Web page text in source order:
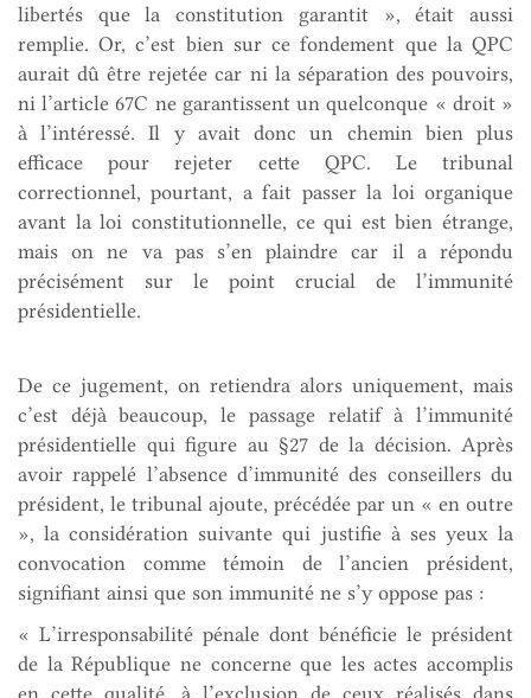
libertés que la constitution garantit », était aussi
remplie. Or, c’est bien sur ce fondement que la QPC
aurait dû être rejetée car ni la séparation des pouvoirs,
ni l’article 67C ne garantissent un quelconque « droit »
à l’intéressé. Il y avait donc un chemin bien plus
efficace pour rejeter cette QPC. Le tribunal
correctionnel, pourtant, a fait passer la loi organique
avant la loi constitutionnelle, ce qui est bien étrange,
mais on ne va pas s’en plaindre car il a répondu
précisément sur le point crucial de l’immunité
présidentielle.
De ce jugement, on retiendra alors uniquement, mais
c’est déjà beaucoup, le passage relatif à l’immunité
présidentielle qui figure au §27 de la décision. Après
avoir rappelé l’absence d’immunité des conseillers du
président, le tribunal ajoute, précédée par un « en outre
», la considération suivante qui justifie à ses yeux la
convocation comme témoin de l’ancien président,
signifiant ainsi que son immunité ne s’y oppose pas :
« L’irresponsabilité pénale dont bénéficie le président
de la République ne concerne que les actes accomplis
en cette qualité, à l’exclusion de ceux réalisés dans